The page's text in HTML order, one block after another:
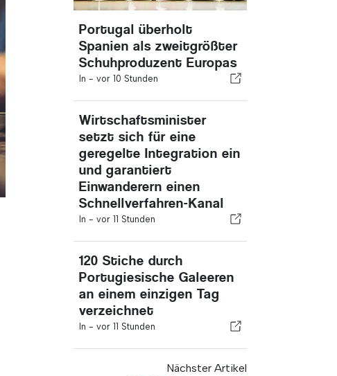
Portugal überholt
Spanien als zweitgrößter
Schuhproduzent Europas
In - vor 10 Stunden
Wirtschaftsminister
setzt sich für eine
geregelte Integration ein
und garantiert
Einwanderern einen
Schnellverfahren-Kanal
In - vor 11 Stunden
120 Stiche durch
Portugiesische Galeeren
an einem einzigen Tag
verzeichnet
In - vor 11 Stunden
Nächster Artikel